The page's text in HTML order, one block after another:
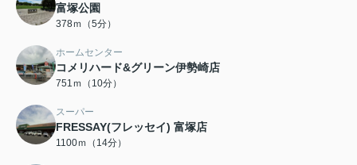
富塚公園
378ｍ（5分）
ホームセンター
コメリハード&グリーン伊勢崎店
751ｍ（10分）
スーパー
FRESSAY(フレッセイ) 富塚店
1100ｍ（14分）